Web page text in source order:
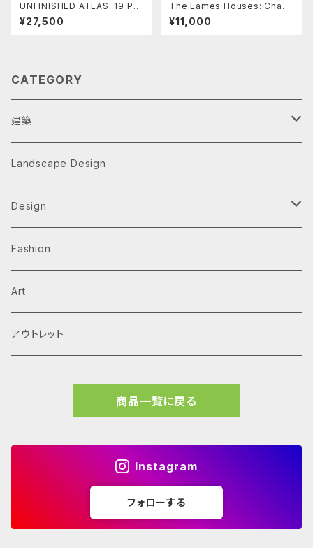
UNFINISHED ATLAS: 19 PR
OJECTS BY MANUEL HERZ
ARCHITECTS
¥27,500
The Eames Houses: Charl
es and Ray Eames Reside
ntial Architecture
¥11,000
CATEGORY
建築
Architecture Monographs
Alvar Aalto
Arne Jacobsen
History & Reference
Av Monographs
C3 magazine
El Croquis
Landscape Design
Design
Graphic
Logo
Typography
インフォグラフィック
Products
家具
Fashion
Art
アウトレット
商品一覧に戻る
Instagram
フォローする